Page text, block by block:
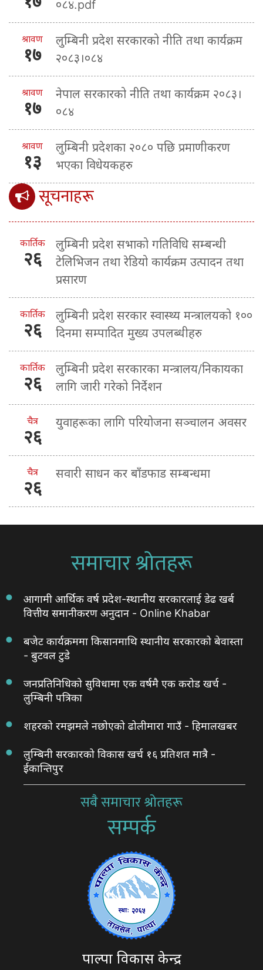
०८४.pdf
श्रावण
१७
लुम्बिनी प्रदेश सरकारको नीति तथा कार्यक्रम
२०८३।०८४
श्रावण
१७
नेपाल सरकारको नीति तथा कार्यक्रम २०८३।
०८४
श्रावण
१३
लुम्बिनी प्रदेशका २०८० पछि प्रमाणीकरण
भएका विधेयकहरु
सूचनाहरू
कार्तिक
२६
लुम्बिनी प्रदेश सभाको गतिविधि सम्बन्धी
टेलिभिजन तथा रेडियो कार्यक्रम उत्पादन तथा
प्रसारण
कार्तिक
२६
लुम्बिनी प्रदेश सरकार स्वास्थ्य मन्त्रालयको १००
दिनमा सम्पादित मुख्य उपलब्धीहरु
कार्तिक
२६
लुम्बिनी प्रदेश सरकारका मन्त्रालय/निकायका
लागि जारी गरेको निर्देशन
चैत्र
२६
युवाहरूका लागि परियोजना सञ्चालन अवसर
चैत्र
२६
सवारी साधन कर बाँडफाड सम्बन्धमा
समाचार श्रोतहरू
आगामी आर्थिक वर्ष प्रदेश-स्थानीय सरकारलाई डेढ खर्ब
वित्तीय समानीकरण अनुदान - Online Khabar
बजेट कार्यक्रममा किसानमाथि स्थानीय सरकारको बेवास्ता
- बुटवल टुडे
जनप्रतिनिधिको सुविधामा एक वर्षमै एक करोड खर्च -
लुम्बिनी पत्रिका
शहरको रमझमले नछोएको ढोलीमारा गाउँ - हिमालखबर
लुम्बिनी सरकारको विकास खर्च १६ प्रतिशत मात्रै -
ईकान्तिपुर
सबै समाचार श्रोतहरू
सम्पर्क
पाल्पा विकास केन्द्र